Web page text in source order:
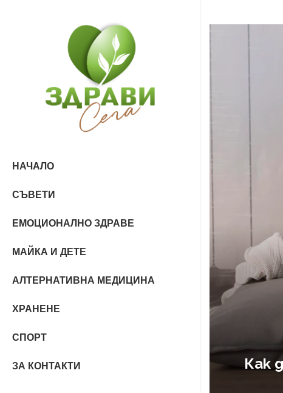
НАЧАЛО
СЪВЕТИ
ЕМОЦИОНАЛНО ЗДРАВЕ
МАЙКА И ДЕТЕ
АЛТЕРНАТИВНА МЕДИЦИНА
ХРАНЕНЕ
СПОРТ
ЗА КОНТАКТИ
Как